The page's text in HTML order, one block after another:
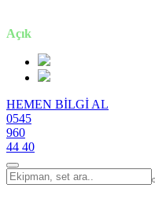
Açık
HEMEN BİLGİ AL
0545
960
44 40